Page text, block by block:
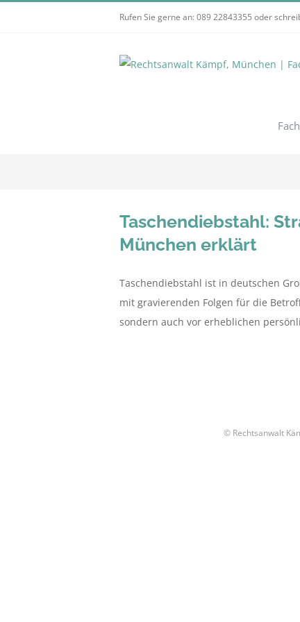
Rufen Sie gerne an: 089 22843355 oder
Taschendiebstahl:
München erklärt
Taschendiebstahl ist in deutschen
mit gravierenden Folgen für die
sondern auch vor erheblichen
© Rechtsanwalt